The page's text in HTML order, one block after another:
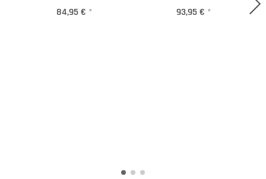
84,95 € * 93,95 € *